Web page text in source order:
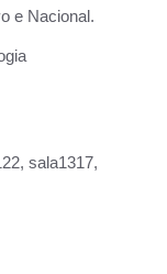
e Nacional.
sala1317,